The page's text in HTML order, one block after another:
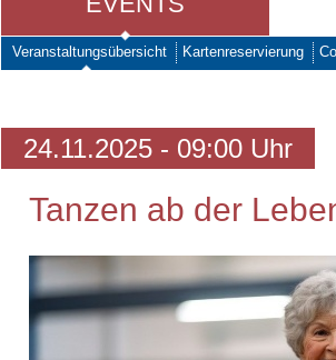
Veranstaltungsübersicht Kartenreservierung
24.11.2025 - 09:00 Uhr
Tanzen ab der